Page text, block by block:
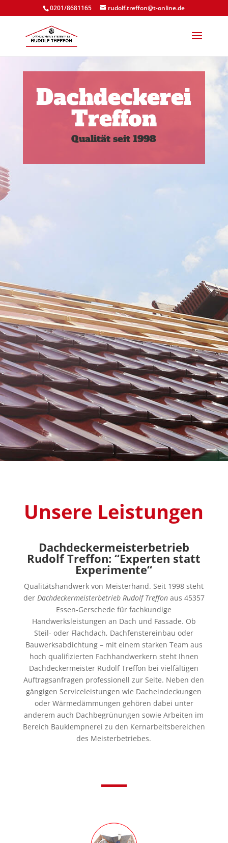
0201/8681165 rudolf.treffon@t-online.de
Dachdeckerei
Treffon
Qualität seit 1998
Unsere Leistungen
Dachdeckermeisterbetrieb
Rudolf Treffon: “Experten statt
Experimente“
Qualitätshandwerk von Meisterhand. Seit 1998 steht
der Dachdeckermeisterbetrieb Rudolf Treffonaus 45357
Essen-Gerschede für fachkundige
Handwerksleistungen an Dach und Fassade. Ob
Steil- oder Flachdach, Dachfenstereinbau oder
Bauwerksabdichtung – mit einem starken Team aus
hoch qualifizierten Fachhandwerkern steht Ihnen
Dachdeckermeister Rudolf Treffon bei vielfältigen
Auftragsanfragen professionell zur Seite. Neben den
gängigen Serviceleistungen wie Dacheindeckungen
oder Wärmedämmungen gehören dabei unter
anderem auch Dachbegrünungen sowie Arbeiten im
Bereich Bauklempnerei zu den Kernarbeitsbereichen
des Meisterbetriebes.